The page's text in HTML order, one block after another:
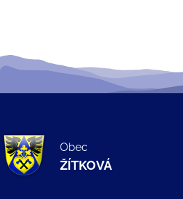
Obec
ŽÍTKOVÁ